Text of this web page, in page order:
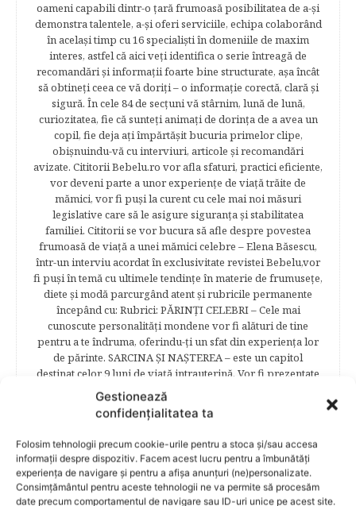
Gestionează
confidențialitatea ta
Folosim tehnologii precum cookie-urile pentru a stoca și/sau accesa
informații despre dispozitiv. Facem acest lucru pentru a îmbunătăți
experiența de navigare și pentru a afișa anunțuri (ne)personalizate.
Consimțământul pentru aceste tehnologii ne va permite să procesăm
date precum comportamentul de navigare sau ID-uri unice pe acest site.
oameni capabili dintr-o ţară frumoasă posibilitatea de a-şi
demonstra talentele, a-şi oferi serviciile, echipa colaborând
în acelaşi timp cu 16 specialişti în domeniile de maxim
interes, astfel că aici veţi identifica o serie întreagă de
recomandări şi informaţii foarte bine structurate, aşa încât
să obtineţi ceea ce vă doriţi – o informaţie corectă, clară şi
sigură. În cele 84 de secțuni vă stârnim, lună de lună,
curiozitatea, fie că sunteţi animaţi de dorinţa de a avea un
copil, fie deja aţi împărtăşit bucuria primelor clipe,
obişnuindu-vă cu interviuri, articole şi recomandări
avizate. Cititorii Bebelu.ro vor afla sfaturi, practici eficiente,
vor deveni parte a unor experienţe de viaţă trăite de
mămici, vor fi puşi la curent cu cele mai noi măsuri
legislative care să le asigure siguranţa şi stabilitatea
familiei. Cititorii se vor bucura să afle despre povestea
frumoasă de viață a unei mămici celebre – Elena Băsescu,
într-un interviu acordat în exclusivitate revistei Bebelu,vor
fi puşi în temă cu ultimele tendinţe în materie de frumuseţe,
diete şi modă parcurgând atent şi rubricile permanente
începând cu: Rubrici: PĂRINŢI CELEBRI – Cele mai
cunoscute personalităţi mondene vor fi alături de tine
pentru a te îndruma, oferindu-ţi un sfat din experienţa lor
de părinte. SARCINA ŞI NAŞTEREA – este un capitol
destinat celor 9 luni de viaţă intrauterină. Vor fi prezentate
informaţii referitoare la simptomatologia primelor zile de
sarcină, evoluţia fătului pe parcursul celor nouă luni,
analize necesare, alimentaţie, sănătate, pregătire pentru
naştere. Tot aici puteti găsi informaţii preţioase dedicate
naşterii şi recuperării postpartum. BEBELUŞUL ÎN PRIMUL
ANIŞOR – este un capitol destinat îngrijirii sugarului.
Alăptarea, scorul Apgar, îngrijirea bontului ombilical,
prima băiţă, diversificarea sunt doar câteva dintre cele mai